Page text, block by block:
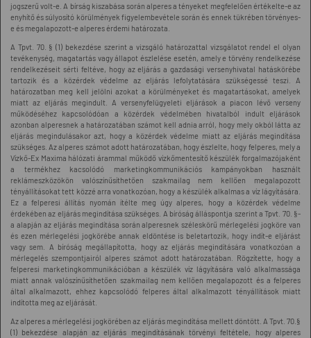
jogszerű volt-e. A bírság kiszabása során alperes a tényeket megfelelően értékelte-e az
enyhítő és súlyosító körülmények figyelembevétele során és ennek tükrében törvényes-
e és megalapozott-e alperes érdemi határozata.
A Tpvt. 70. § (1) bekezdése szerint a vizsgáló határozattal vizsgálatot rendel el olyan
tevékenység, magatartás vagy állapot észlelése esetén, amely e törvény rendelkezése
rendelkezéseit sérti feltéve, hogy az eljárás a gazdasági versenyhivatal hatáskörébe
tartozik és a közérdek védelme az eljárás lefolytatására szükségessé teszi. A
határozatban meg kell jelölni azokat a körülményeket és magatartásokat, amelyek
miatt az eljárás megindult. A versenyfelügyeleti eljárások a piacon lévő verseny
működéséhez kapcsolódóan a közérdek védelmében hivatalból indult eljárások
azonban alperesnek a határozatában számot kell adnia arról, hogy mely okból látta az
eljárás megindulásakor azt, hogy a közérdek védelme miatt az eljárás megindítása
szükséges. Az alperes számot adott határozatában, hogy észlelte, hogy felperes, mely a
Vízkő-Ex Maxima hálózati árammal működő vízkőmentesítő készülék forgalmazójaként
a termékhez kacsolódó marketingkommunikációs kampányokban használt
reklámeszközökön valószínűsíthetően szakmailag nem kellően megalapozott
tényállításokat tett közzé arra vonatkozóan, hogy a készülék alkalmas a víz lágyítására.
Ez a felperesi állítás nyomán ítélte meg úgy alperes, hogy a közérdek védelme
érdekében az eljárás megindítása szükséges. A bíróság álláspontja szerint a Tpvt. 70. §-
a alapján az eljárás megindítása során alperesnek széleskörű mérlegelési jogköre van
és ezen mérlegelési jogkörébe annak eldöntése is beletartozik, hogy indít-e eljárást
vagy sem. A bíróság megállapította, hogy az eljárás megindítására vonatkozóan a
mérlegelés szempontjairól alperes számot adott határozatában. Rögzítette, hogy a
felperesi marketingkommunikációban a készülék víz lágyítására való alkalmassága
miatt annak valószínűsíthetően szakmailag nem kellően megalapozott és a felperes
által alkalmazott, ehhez kapcsolódó felperes által alkalmazott tényállítások miatt
indította meg az eljárását.
Az alperes a mérlegelési jogkörében az eljárás megindítása mellett döntött. A Tpvt. 70.§
(1) bekezdése alapján az eljárás megindításának törvényi feltétele, hogy alperes